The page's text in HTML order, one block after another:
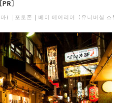
］
) 포토존 베이 에어리어（유니버셜 스튜